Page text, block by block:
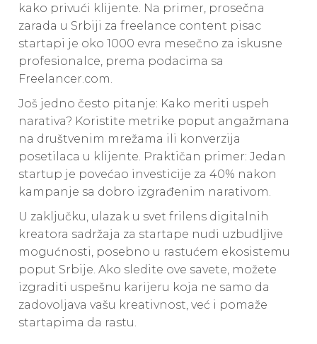
kako privući klijente. Na primer, prosečna
zarada u Srbiji za freelance content pisac
startapi je oko 1000 evra mesečno za iskusne
profesionalce, prema podacima sa
Freelancer.com.
Još jedno često pitanje: Kako meriti uspeh
narativa? Koristite metrike poput angažmana
na društvenim mrežama ili konverzija
posetilaca u klijente. Praktičan primer: Jedan
startup je povećao investicije za 40% nakon
kampanje sa dobro izgrađenim narativom.
U zaključku, ulazak u svet frilens digitalnih
kreatora sadržaja za startape nudi uzbudljive
mogućnosti, posebno u rastućem ekosistemu
poput Srbije. Ako sledite ove savete, možete
izgraditi uspešnu karijeru koja ne samo da
zadovoljava vašu kreativnost, već i pomaže
startapima da rastu.